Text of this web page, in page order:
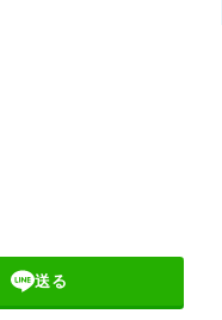
送る